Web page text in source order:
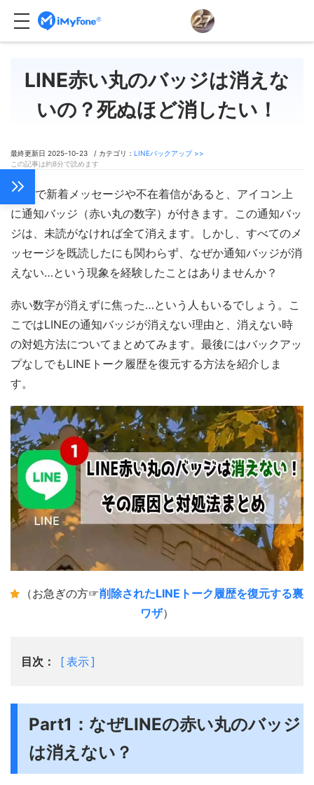
LINE赤い丸のバッジは消えな
いの？死ぬほど消したい！
最終更新日 2025-10-23 / カテゴリ： LINEバックアップ >>
この記事は約8分で読めます
LINEで新着メッセージや不在着信があると、アイコン上
に通知バッジ（赤い丸の数字）が付きます。この通知バッ
ジは、未読がなければ全て消えます。しかし、すべてのメ
ッセージを既読したにも関わらず、なぜか通知バッジが消
えない…という現象を経験したことはありませんか？
赤い数字が消えずに焦った…という人もいるでしょう。こ
こではLINEの通知バッジが消えない理由と、消えない時
の対処方法についてまとめてみます。最後にはバックアッ
プなしでもLINEトーク履歴を復元する方法を紹介しま
す。
（お急ぎの方☞削除されたLINEトーク履歴を復元する裏
ワザ）
目次： 表示
Part1：なぜLINEの赤い丸のバッジ
は消えない？